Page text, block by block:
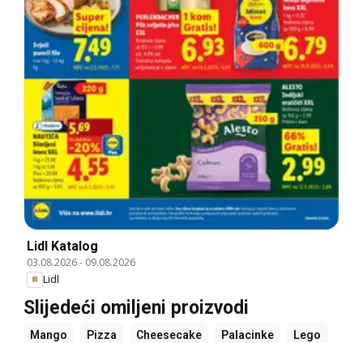
Lidl Katalog
03.08.2026- 09.08.2026
Lidl
Slijedeći omiljeni proizvodi
Mango Pizza Cheesecake Palacinke Lego